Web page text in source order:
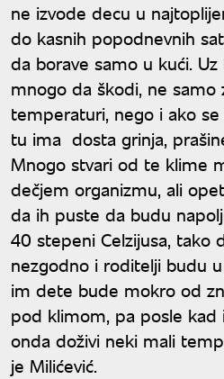
ne izvode decu u
do kasnih popodnevnih
da borave samo u kući.
mnogo da škodi, ne samo
temperaturi, nego i ako
tu ima dosta grinja,
Mnogo stvari od te klime
dečjem organizmu, ali
da ih puste da budu
40 stepeni Celzijusa, tako
nezgodno i roditelji budu
im dete bude mokro od
pod klimom, pa posle kad
onda doživi neki mali
je Milićević.